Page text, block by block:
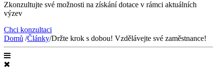
Zkonzultujte své možnosti na získání dotace v rámci aktuálních
výzev
Chci konzultaci
Domů /Články/Držte krok s dobou! Vzdělávejte své zaměstnance!